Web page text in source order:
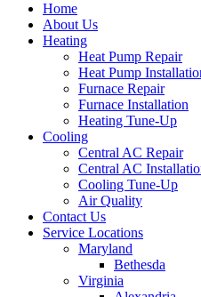
Home
About Us
Heating
Heat Pump Repair
Heat Pump
Furnace Repair
Furnace Installation
Heating Tune-Up
Cooling
Central AC Repair
Central AC
Cooling Tune-Up
Air Quality
Contact Us
Service Locations
Maryland
Bethesda
Virginia